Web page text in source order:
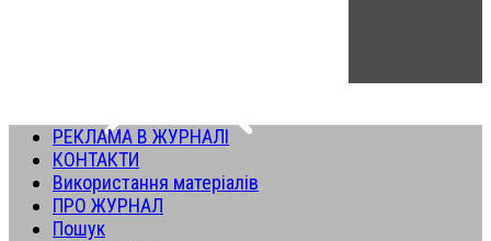
РЕКЛАМА В ЖУРНАЛІ
КОНТАКТИ
Використання матеріалів
ПРО ЖУРНАЛ
Пошук